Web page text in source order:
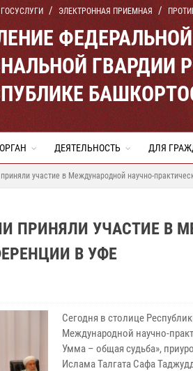
ГОСУСЛУГИ ЭЛЕКТРОННАЯ ПРИЕМНАЯ
ГВАРДИИ
ДЕЯТЕЛЬНОСТЬ ДЛЯ
участие в Международной научно-
ПРИНЯЛИ УЧАСТИЕ В
В УФЕ
Сегодня в столице
Международной научно-
Умма – общая судьба»,
Ислама Талгата Сафа